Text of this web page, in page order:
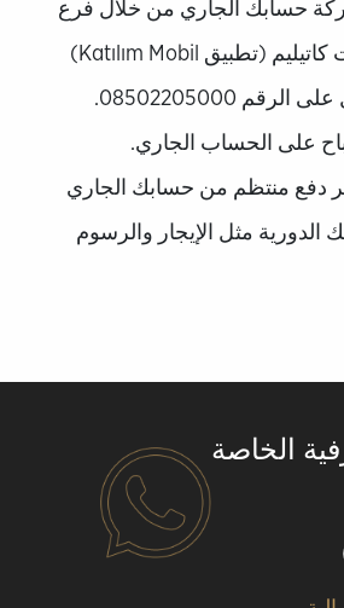
حسابك الجاري من خلال فرع
الإنترنت لزراعت كاتيليم (تطبيق Katılım Mobil)
08502205000.
على الحساب الجاري.
دفع منتظم من حسابك الجاري
الدورية مثل الإيجار والرسوم
الخاصة